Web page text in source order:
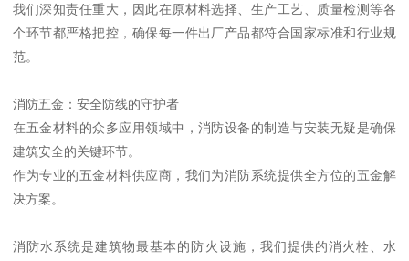
我们深知责任重大，因此在原材料选择、生产工艺、质量检测等各
个环节都严格把控，确保每一件出厂产品都符合国家标准和行业规
范。
消防五金：安全防线的守护者
在五金材料的众多应用领域中，消防设备的制造与安装无疑是确保
建筑安全的关键环节。
作为专业的五金材料供应商，我们为消防系统提供全方位的五金解
决方案。
消防水系统是建筑物最基本的防火设施，我们提供的消火栓、水